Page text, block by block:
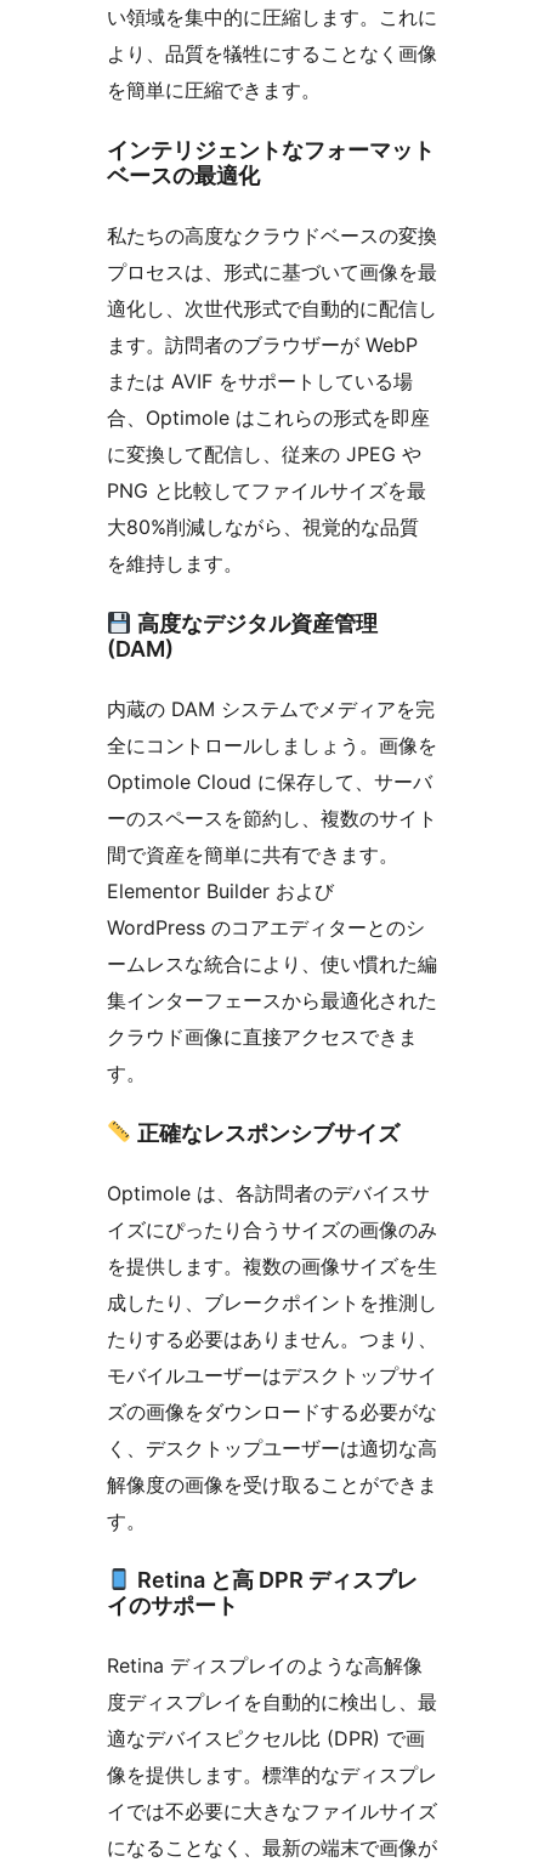
い領域を集中的に圧縮します。これに
より、品質を犠牲にすることなく画像
を簡単に圧縮できます。
インテリジェントなフォーマット
ベースの最適化
私たちの高度なクラウドベースの変換
プロセスは、形式に基づいて画像を最
適化し、次世代形式で自動的に配信し
ます。訪問者のブラウザーが WebP
または AVIF をサポートしている場
合、Optimole はこれらの形式を即座
に変換して配信し、従来の JPEG や
PNG と比較してファイルサイズを最
大80%削減しながら、視覚的な品質
を維持します。
高度なデジタル資産管理
(DAM)
内蔵の DAM システムでメディアを完
全にコントロールしましょう。画像を
Optimole Cloud に保存して、サーバ
ーのスペースを節約し、複数のサイト
間で資産を簡単に共有できます。
Elementor Builder および
WordPress のコアエディターとのシ
ームレスな統合により、使い慣れた編
集インターフェースから最適化された
クラウド画像に直接アクセスできま
す。
正確なレスポンシブサイズ
Optimole は、各訪問者のデバイスサ
イズにぴったり合うサイズの画像のみ
を提供します。複数の画像サイズを生
成したり、ブレークポイントを推測し
たりする必要はありません。つまり、
モバイルユーザーはデスクトップサイ
ズの画像をダウンロードする必要がな
く、デスクトップユーザーは適切な高
解像度の画像を受け取ることができま
す。
Retina と高 DPR ディスプレ
イのサポート
Retina ディスプレイのような高解像
度ディスプレイを自動的に検出し、最
適なデバイスピクセル比 (DPR) で画
像を提供します。標準的なディスプレ
イでは不必要に大きなファイルサイズ
になることなく、最新の端末で画像が